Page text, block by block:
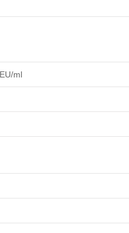
ml